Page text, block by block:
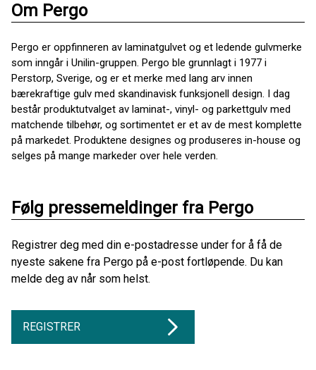
Om Pergo
Pergo er oppfinneren av laminatgulvet og et ledende gulvmerke
som inngår i Unilin-gruppen. Pergo ble grunnlagt i 1977 i
Perstorp, Sverige, og er et merke med lang arv innen
bærekraftige gulv med skandinavisk funksjonell design. I dag
består produktutvalget av laminat-, vinyl- og parkettgulv med
matchende tilbehør, og sortimentet er et av de mest komplette
på markedet. Produktene designes og produseres in-house og
selges på mange markeder over hele verden.
Følg pressemeldinger fra Pergo
Registrer deg med din e-postadresse under for å få de
nyeste sakene fra Pergo på e-post fortløpende. Du kan
melde deg av når som helst.
REGISTRER